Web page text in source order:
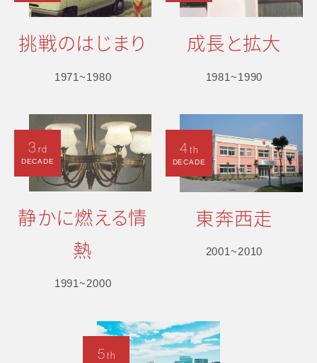
挑戦のはじまり
1971~1980
成長と拡大
1981~1990
3 rd
DECADE
静かに燃える情
熱
1991~2000
4 th
DECADE
東奔西走
2001~2010
5 th